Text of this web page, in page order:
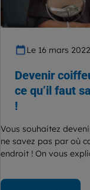
Le 16 mars
Devenir
ce qu’il faut
!
Vous souhaitez
ne savez pas par où
endroit ! On vous